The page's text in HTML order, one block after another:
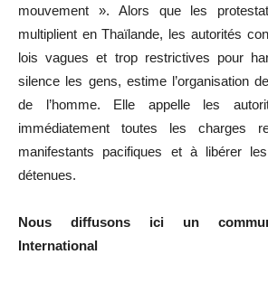
mouvement ». Alors que les
multiplient en Thaïlande, les autorités
lois vagues et trop restrictives pour
silence les gens, estime l’organisation
de l’homme. Elle appelle les
immédiatement toutes les charges
manifestants pacifiques et à libérer
détenues.
Nous diffusons ici un
International